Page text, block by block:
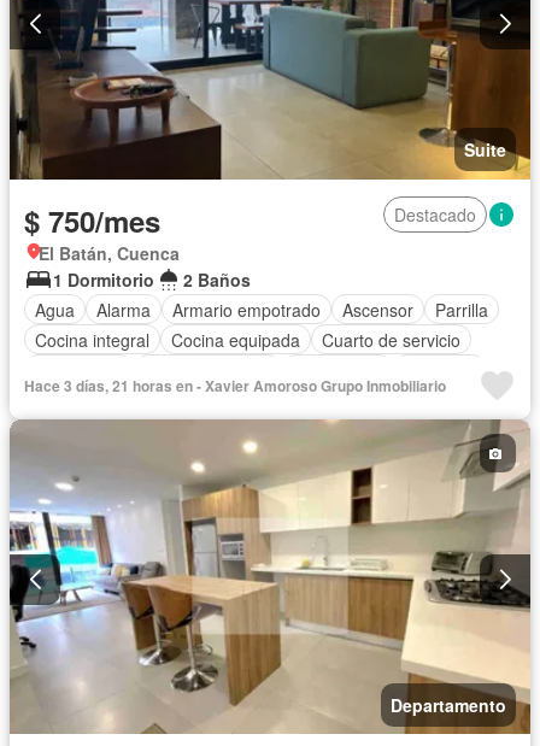
Suite
$ 750/mes
Destacado
El Batán, Cuenca
1 Dormitorio
2 Baños
Agua
Alarma Armario empotrado Ascensor
Parrilla
Cocina integral
Cocina equipada
Cuarto de servicio
Garita de guardianía
Internet Patio
Conserje
Vista panorámica
Completamente amoblado
Hace 3 días, 21 horas en - Xavier Amoroso Grupo Inmobiliario
Departamento